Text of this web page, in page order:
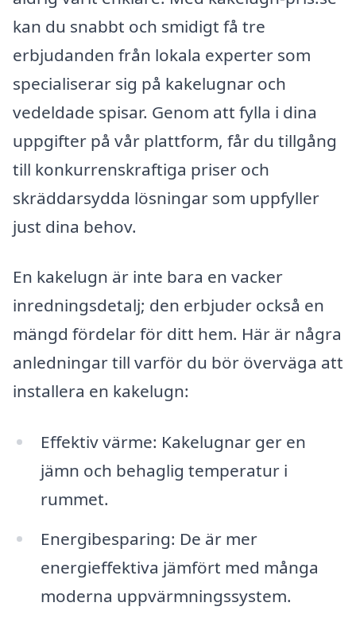
kan du snabbt och smidigt få tre
erbjudanden från lokala experter som
specialiserar sig på kakelugnar och
vedeldade spisar. Genom att fylla i dina
uppgifter på vår plattform, får du tillgång
till konkurrenskraftiga priser och
skräddarsydda lösningar som uppfyller
just dina behov.
En kakelugn är inte bara en vacker
inredningsdetalj; den erbjuder också en
mängd fördelar för ditt hem. Här är några
anledningar till varför du bör överväga att
installera en kakelugn:
Effektiv värme: Kakelugnar ger en
jämn och behaglig temperatur i
rummet.
Energibesparing: De är mer
energieffektiva jämfört med många
moderna uppvärmningssystem.